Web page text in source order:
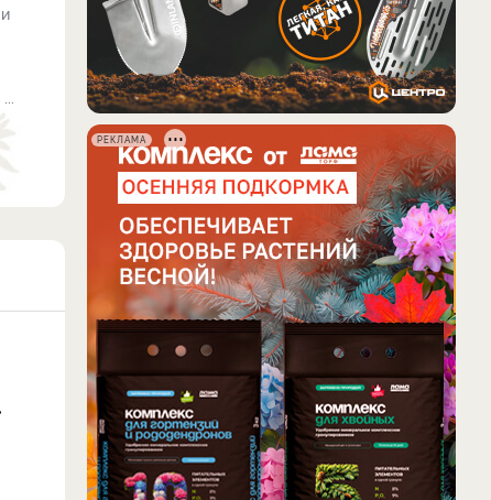
РЕКЛАМА